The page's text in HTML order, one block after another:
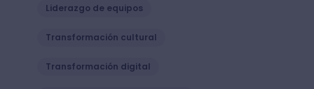
Liderazgo de equipos
Transformación cultural
Transformación digital